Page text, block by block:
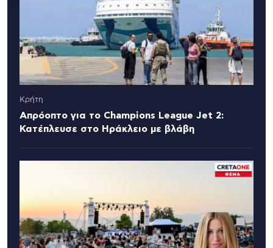
Κρήτη
Απρόοπτο για το Champions League Jet 2:
Κατέπλευσε στο Ηράκλειο με βλάβη